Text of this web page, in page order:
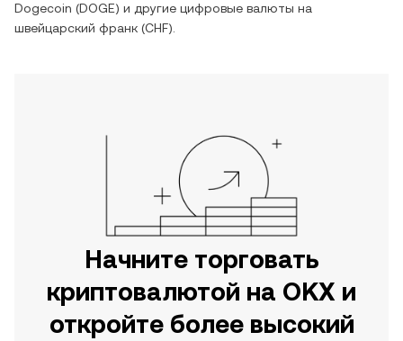
Dogecoin (DOGE) и другие цифровые валюты на
швейцарский франк (CHF).
Начните торговать
криптовалютой на OKX и
откройте более высокий